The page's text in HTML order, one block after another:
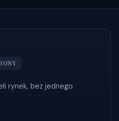
rynek, bez jednego